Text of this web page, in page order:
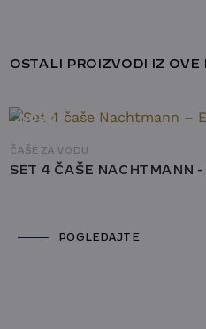
OSTALI PROIZVODI IZ OVE
NOVO
ČAŠE ZA VODU
SET 4 ČAŠE NACHTMANN -
POGLEDAJTE